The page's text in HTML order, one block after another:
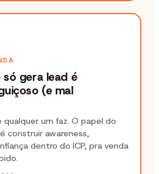
gera lead é
(e mal
qualquer um faz. O papel do
construir awareness,
dentro do ICP, pra venda